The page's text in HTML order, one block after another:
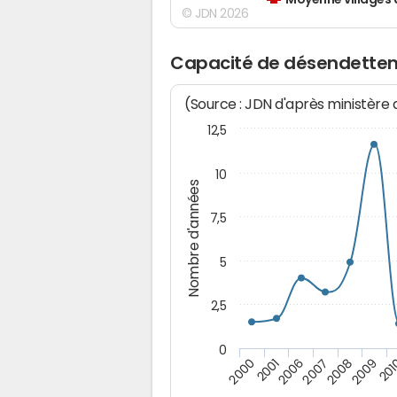
© JDN 2026
Capacité de
Nombre d'années
(Source : JDN d'après ministère
200020012006200720082009
0
2,5
5
7,5
10
12,5